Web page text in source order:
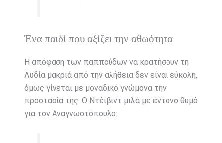
Ένα παιδί που αξίζει την αθωότητα
Η απόφαση των παππούδων να κρατήσουν τη
Λυδία μακριά από την αλήθεια δεν είναι εύκολη,
όμως γίνεται με μοναδικό γνώμονα την
προστασία της. Ο Ντέιβιντ μιλά με έντονο θυμό
για τον Αναγνωστόπουλο: